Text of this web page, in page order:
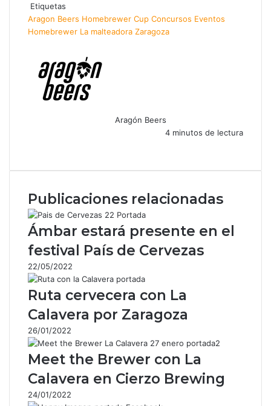
Etiquetas
Aragon Beers Homebrewer Cup Concursos Eventos
Homebrewer La malteadora Zaragoza
Aragón Beers
4 minutos de lectura
c
b
o
o
k
a
s
A
p
p
l
g
m
m
a
i
r
o
r
c
o
r
e
o
e
l
e
Publicaciones relacionadas
Ámbar estará presente en el
festival País de Cervezas
22/05/2022
Ruta cervecera con La
Calavera por Zaragoza
26/01/2022
Meet the Brewer con La
Calavera en Cierzo Brewing
24/01/2022